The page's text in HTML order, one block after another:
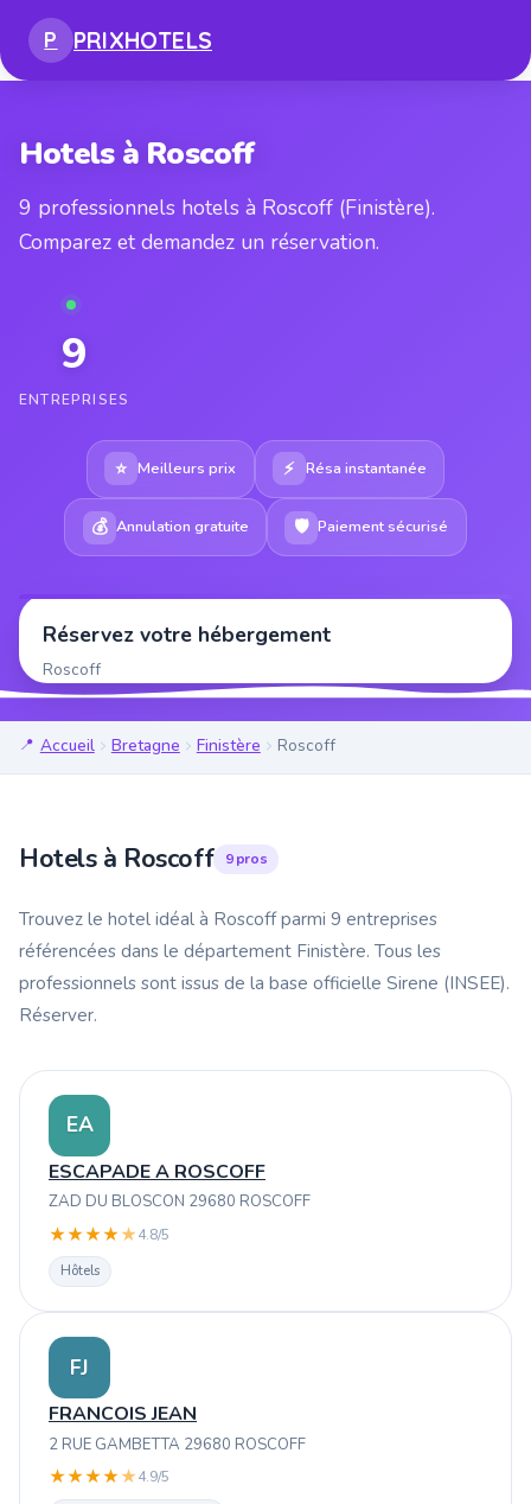
P PRIXHOTELS
Hotels à Roscoff
9 professionnels hotels à Roscoff (Finistère).
Comparez et demandez un réservation.
9
ENTREPRISES
⭐ Meilleurs prix ⚡ Résa instantanée
💰 Annulation gratuite 🛡 Paiement sécurisé
Réservez votre hébergement
Roscoff
Accueil Bretagne Finistère Roscoff
Hotels à Roscoff 9 pros
Trouvez le hotel idéal à Roscoff parmi 9 entreprises
référencées dans le département Finistère. Tous les
professionnels sont issus de la base officielle Sirene (INSEE).
Réserver.
EA
ESCAPADE A ROSCOFF
ZAD DU BLOSCON 29680 ROSCOFF
★★★★★4.8/5
Hôtels
FJ
FRANCOIS JEAN
2 RUE GAMBETTA 29680 ROSCOFF
★★★★★4.9/5